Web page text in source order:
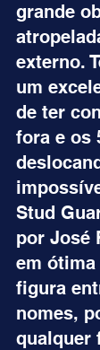
grande
externo.
um
de ter
fora e os
Stud
por José
em ótima
figura
nomes,
qualquer